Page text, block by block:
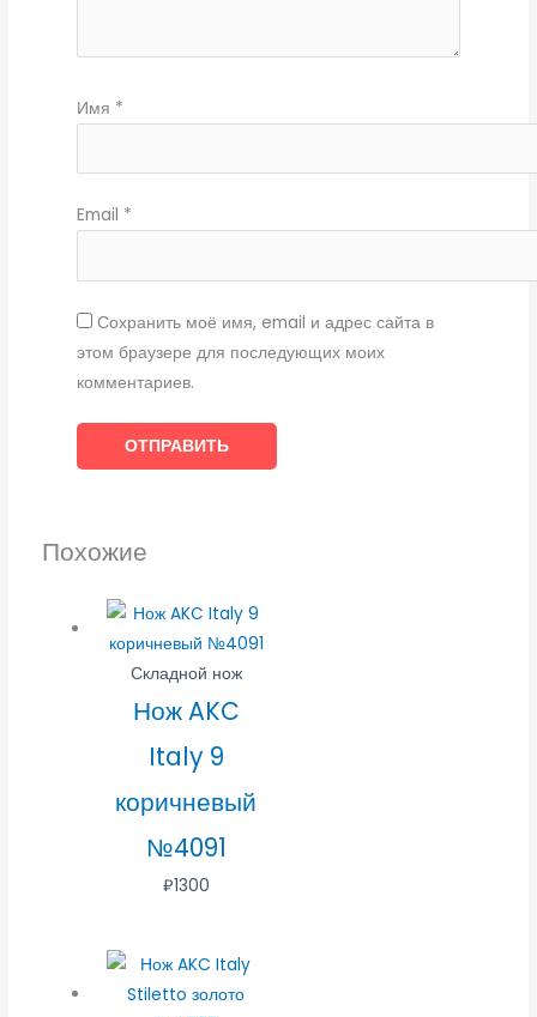
Имя *
Email *
Сохранить моё имя, email и адрес сайта в
этом браузере для последующих моих
комментариев.
Похожие
Складной нож
Нож AKC
Italy 9
коричневый
№4091
₽1300